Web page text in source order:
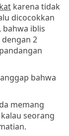
karena tidak
dicocokkan
bahwa iblis
2
bahwa
memang
seorang